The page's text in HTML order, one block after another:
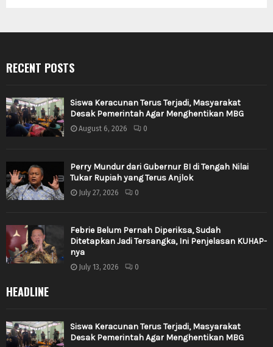
RECENT POSTS
Siswa Keracunan Terus Terjadi, Masyarakat
Desak Pemerintah Agar Menghentikan MBG
August 6, 2026 0
Perry Mundur dari Gubernur BI di Tengah Nilai
Tukar Rupiah yang Terus Anjlok
July 27, 2026 0
Febrie Belum Pernah Diperiksa, Sudah
Ditetapkan Jadi Tersangka, Ini Penjelasan KUHAP-
nya
July 13, 2026 0
HEADLINE
Siswa Keracunan Terus Terjadi, Masyarakat
Desak Pemerintah Agar Menghentikan MBG